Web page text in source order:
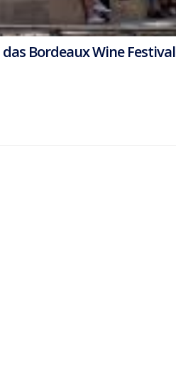
Bordeaux Wine Festival